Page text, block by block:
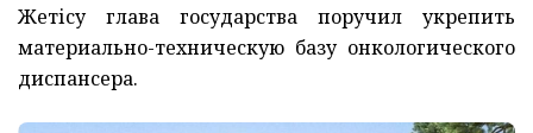
Жетісу глава государства поручил укрепить
материально-техническую базу онкологического
диспансера.